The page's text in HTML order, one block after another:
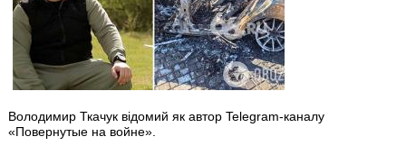
Володимир Ткачук відомий як автор Telegram-каналу
«Повернутые на войне».